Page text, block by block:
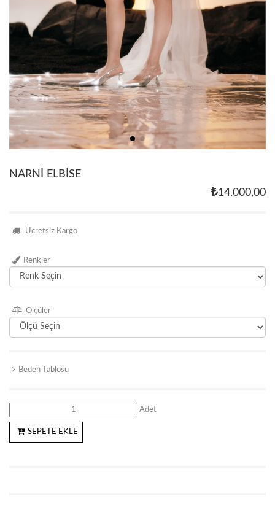
NARNİ ELBİSE
14.000,00
Ücretsiz Kargo
Renkler
Ölçüler
Beden Tablosu
Adet
SEPETE EKLE